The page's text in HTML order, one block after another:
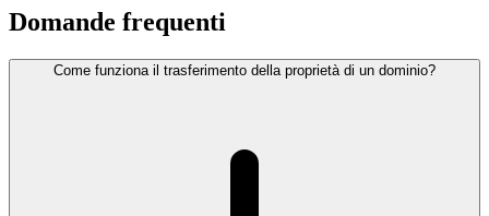
Domande frequenti
Come funziona il trasferimento della proprietà di un dominio?